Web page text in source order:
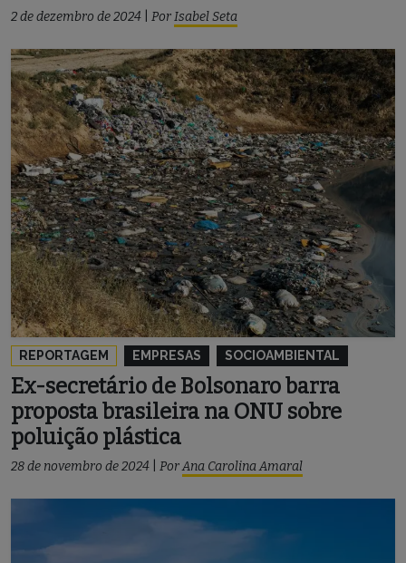
2 de dezembro de 2024 PorIsabel Seta
REPORTAGEM EMPRESAS SOCIOAMBIENTAL
Ex-secretário de Bolsonaro barra
proposta brasileira na ONU sobre
poluição plástica
28 de novembro de 2024 PorAna Carolina Amaral